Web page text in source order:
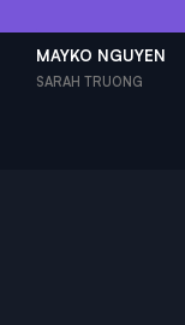
MAYKO NGUYEN
SARAH TRUONG